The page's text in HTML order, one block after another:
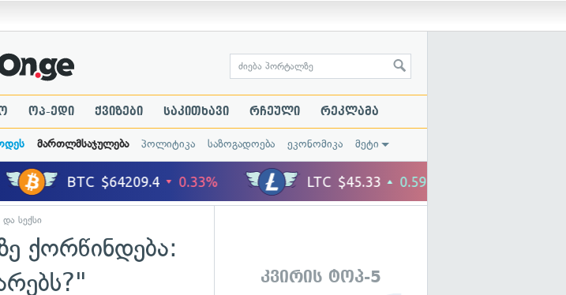
ოპ-ედი ქვიზები საკითხავი რჩეული რეკლამა
მართლმსაჯულება პოლიტიკა საზოგადოება ეკონომიკა მეტი
სექსი
ქორწინდება:
კვირის ტოპ-5